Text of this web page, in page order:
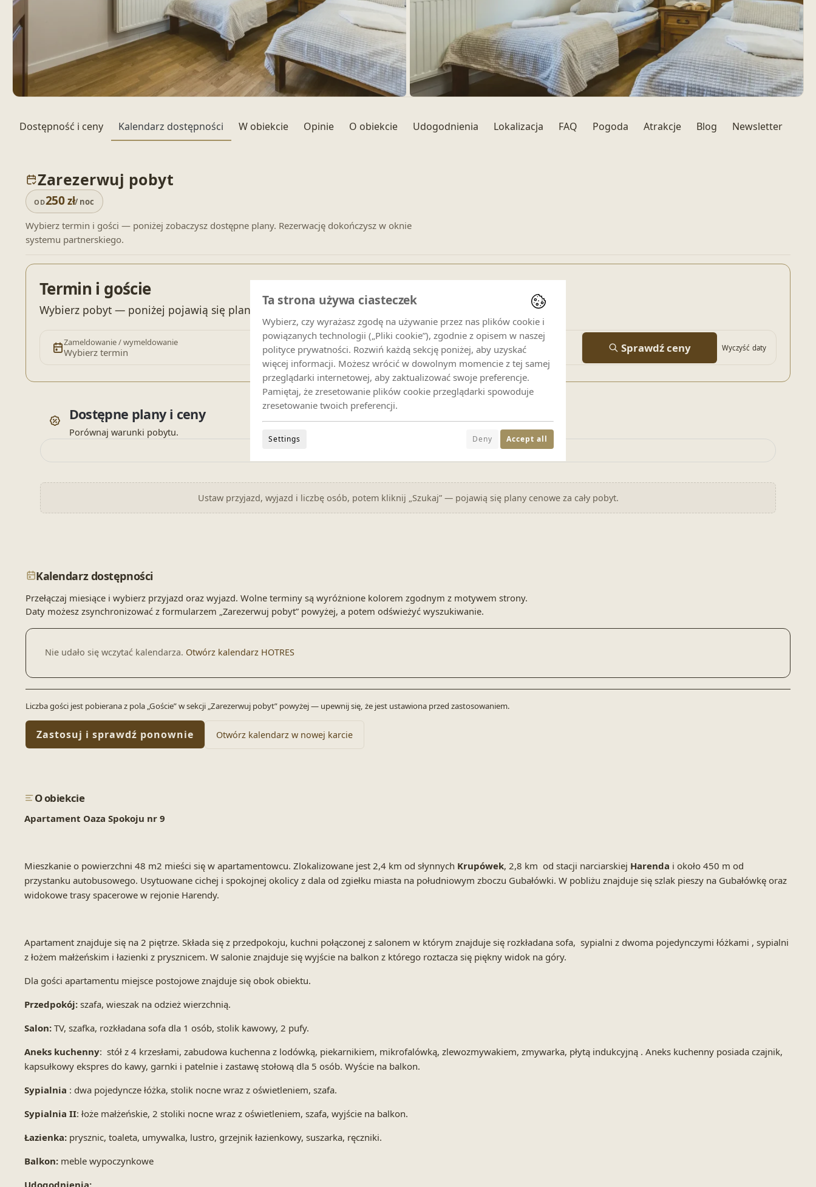
Dostępność i ceny Kalendarz dostępności W obiekcie Opinie O obiekcie Udogodnienia Lokalizacja FAQ Pogoda Atrakcje Blog Newsletter
Zarezerwuj pobyt
OD250zł/ noc
Wybierz termin i gości — poniżej zobaczysz dostępne plany. Rezerwację dokończysz w oknie
systemu partnerskiego.
Termin i goście
Wybierz pobyt — poniżej pojawią się plany cenowe dla Apartament Oaza spokoju nr 9
Zameldowanie / wymeldowanie
Wybierz termin
Goście
5 gości Sprawdź ceny Wyczyść daty
Dostępne plany i ceny
Porównaj warunki pobytu.
Ustaw przyjazd, wyjazd i liczbę osób, potem kliknij „Szukaj” — pojawią się plany cenowe za cały pobyt.
Kalendarz dostępności
Przełączaj miesiące i wybierz przyjazd oraz wyjazd. Wolne terminy są wyróżnione kolorem zgodnym z motywem strony.
Daty możesz zsynchronizować z formularzem „Zarezerwuj pobyt” powyżej, a potem odświeżyć wyszukiwanie.
Nie udało się wczytać kalendarza. Otwórz kalendarz HOTRES
Liczba gości jest pobierana z pola „Goście” w sekcji „Zarezerwuj pobyt” powyżej — upewnij się, że jest ustawiona przed zastosowaniem.
Zastosuj i sprawdź ponownie Otwórz kalendarz w nowej karcie
O obiekcie
Apartament Oaza Spokoju nr 9
Mieszkanie o powierzchni 48 m2 mieści się w apartamentowcu. Zlokalizowane jest 2,4 km od słynnych Krupówek, 2,8 km od stacji narciarskiej Harenda i około 450 m od
przystanku autobusowego. Usytuowane cichej i spokojnej okolicy z dala od zgiełku miasta na południowym zboczu Gubałówki. W pobliżu znajduje się szlak pieszy na Gubałówkę oraz
widokowe trasy spacerowe w rejonie Harendy.
Apartament znajduje się na 2 piętrze. Składa się z przedpokoju, kuchni połączonej z salonem w którym znajduje się rozkładana sofa, sypialni z dwoma pojedynczymi łóżkami , sypialni
z łożem małżeńskim i łazienki z prysznicem. W salonie znajduje się wyjście na balkon z którego roztacza się piękny widok na góry.
Dla gości apartamentu miejsce postojowe znajduje się obok obiektu.
Przedpokój: szafa, wieszak na odzież wierzchnią.
Salon: TV, szafka, rozkładana sofa dla 1 osób, stolik kawowy, 2 pufy.
Aneks kuchenny: stół z 4 krzesłami, zabudowa kuchenna z lodówką, piekarnikiem, mikrofalówką, zlewozmywakiem, zmywarka, płytą indukcyjną . Aneks kuchenny posiada czajnik,
kapsułkowy ekspres do kawy, garnki i patelnie i zastawę stołową dla 5 osób. Wyście na balkon.
Sypialnia : dwa pojedyncze łóżka, stolik nocne wraz z oświetleniem, szafa.
Sypialnia II: łoże małżeńskie, 2 stoliki nocne wraz z oświetleniem, szafa, wyjście na balkon.
Łazienka: prysznic, toaleta, umywalka, lustro, grzejnik łazienkowy, suszarka, ręczniki.
Balkon: meble wypoczynkowe
Udogodnienia:
Ta strona używa ciasteczek
Wybierz, czy wyrażasz zgodę na używanie przez nas plików cookie i
powiązanych technologii („Pliki cookie”), zgodnie z opisem w naszej
polityce prywatności. Rozwiń każdą sekcję poniżej, aby uzyskać
więcej informacji. Możesz wrócić w dowolnym momencie z tej samej
przeglądarki internetowej, aby zaktualizować swoje preferencje.
Pamiętaj, że zresetowanie plików cookie przeglądarki spowoduje
zresetowanie twoich preferencji.
Settings Deny Accept all